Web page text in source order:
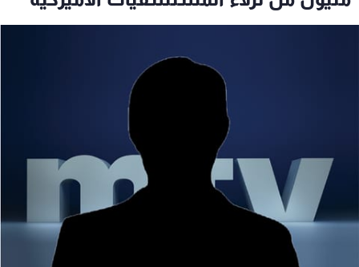
سياسة ناس
فن
البرامج
جدول البرامج
شاهد البرامج